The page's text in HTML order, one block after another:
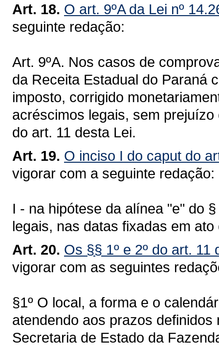
Art. 18. O art. 9ºA da Lei nº
seguinte redação:
Art. 9ºA. Nos casos de
da Receita Estadual do Paraná
imposto, corrigido
acréscimos legais, sem
do art. 11 desta Lei.
Art. 19. O inciso I do caput do
vigorar com a seguinte redação:
I - na hipótese da alínea "e" do
legais, nas datas fixadas em
Art. 20. Os §§ 1º e 2º do art. 11
vigorar com as seguintes
§1º O local, a forma e o
atendendo aos prazos
Secretaria de Estado da